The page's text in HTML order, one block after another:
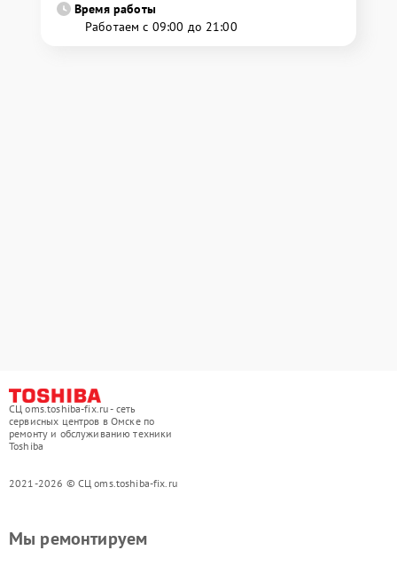
Время работы
Работаем с 09:00 до 21:00
СЦ oms.toshiba-fix.ru - сеть
сервисных центров в Омске по
ремонту и обслуживанию техники
Toshiba
2021-2026 © СЦ oms.toshiba-fix.ru
Мы ремонтируем